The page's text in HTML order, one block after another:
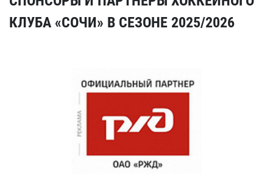
КЛУБА «СОЧИ» В СЕЗОНЕ 2025/2026